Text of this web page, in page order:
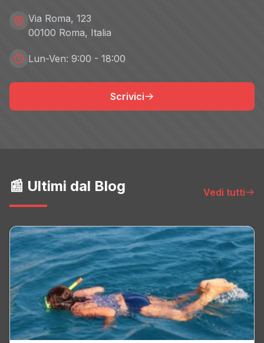
Via Roma, 123
00100 Roma, Italia
Lun-Ven: 9:00 - 18:00
Scrivici
📰 Ultimi dal Blog Vedi tutti